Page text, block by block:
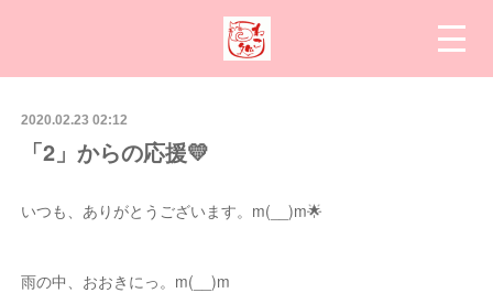
2020.02.23 02:12
「2」からの応援💛
いつも、ありがとうございます。m(__)m🌟
雨の中、おおきにっ。m(__)m